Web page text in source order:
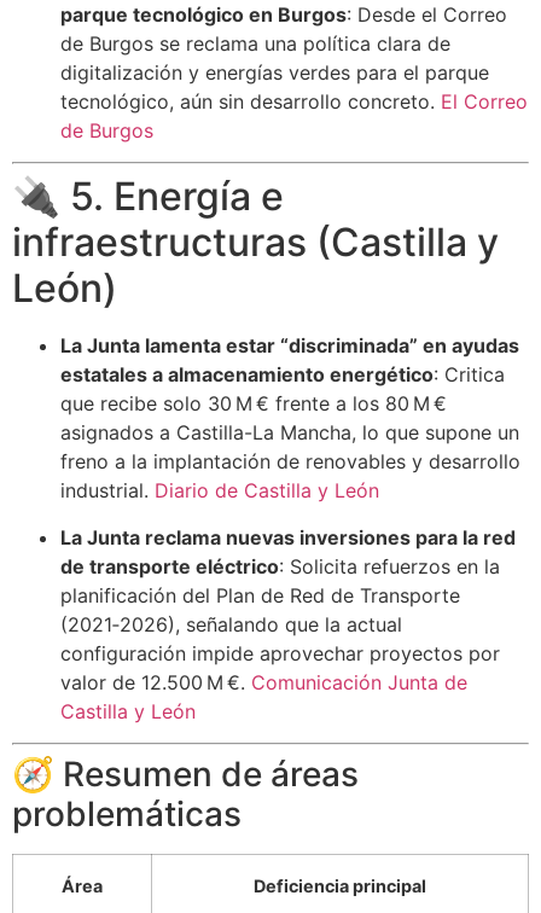
parque tecnológico en Burgos: Desde el Correo
de Burgos se reclama una política clara de
digitalización y energías verdes para el parque
tecnológico, aún sin desarrollo concreto. El Correo
de Burgos
🔌 5. Energía e
infraestructuras (Castilla y
León)
La Junta lamenta estar “discriminada” en ayudas
estatales a almacenamiento energético: Critica
que recibe solo 30 M € frente a los 80 M €
asignados a Castilla-La Mancha, lo que supone un
freno a la implantación de renovables y desarrollo
industrial. Diario de Castilla y León
La Junta reclama nuevas inversiones para la red
de transporte eléctrico: Solicita refuerzos en la
planificación del Plan de Red de Transporte
(2021‑2026), señalando que la actual
configuración impide aprovechar proyectos por
valor de 12.500 M €. Comunicación Junta de
Castilla y León
🧭 Resumen de áreas
problemáticas
Área Deficiencia principal